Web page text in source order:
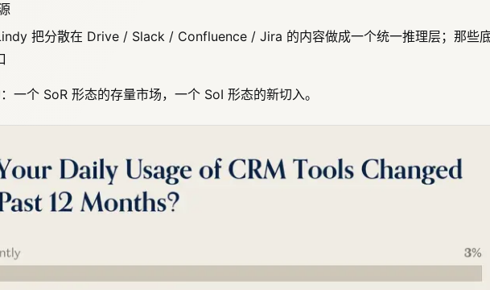
把分散在 Drive / Slack / Confluence / Jira 的内容做成一个统一推理层；那些
一个 SoR 形态的存量市场，一个 SoI 形态的新切入。